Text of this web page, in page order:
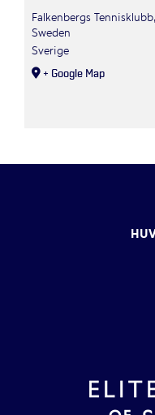
Falkenbergs
Sweden
Sverige
+ Google Map